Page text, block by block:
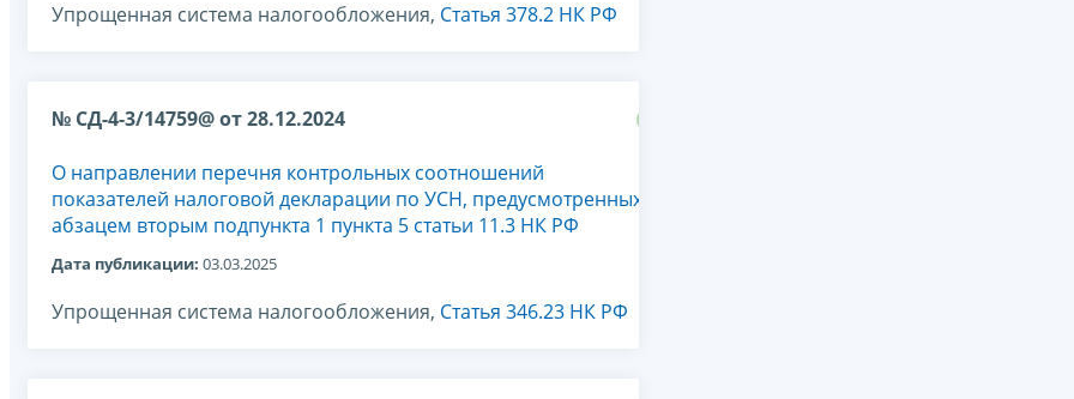
Упрощенная система налогообложения, Статья 378.2 НК РФ
№ СД-4-3/14759@ от 28.12.2024
О направлении перечня контрольных соотношений
показателей налоговой декларации по УСН, предусмотренных
абзацем вторым подпункта 1 пункта 5 статьи 11.3 НК РФ
Дата публикации: 03.03.2025
Упрощенная система налогообложения, Статья 346.23 НК РФ